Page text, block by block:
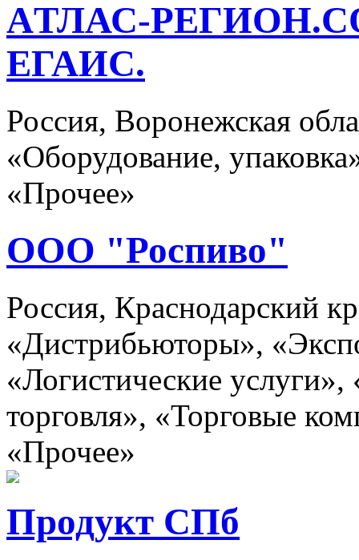
AТЛАС-
ЕГАИС.
Россия, Воронежская
«Оборудование,
«Прочее»
ООО "Роспиво"
Россия, Краснодарский
«Дистрибьюторы»,
«Логистические
торговля», «Торговые
«Прочее»
Продукт СПб